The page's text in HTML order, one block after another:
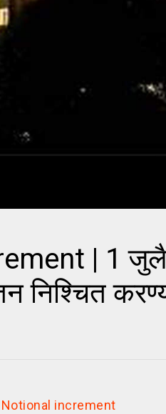
| 1 जुलै
निश्चित
increment